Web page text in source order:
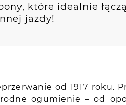
które idealnie
jazdy!
od 1917 roku.
ogumienie – od